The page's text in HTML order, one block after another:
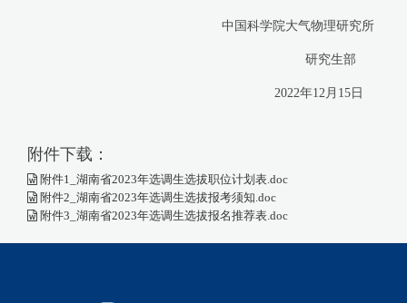
中国科学院大气物理研究所
研究生部
2022年12月15日
附件下载：
附件1_湖南省2023年选调生选拔职位计划表.doc
附件2_湖南省2023年选调生选拔报考须知.doc
附件3_湖南省2023年选调生选拔报名推荐表.doc